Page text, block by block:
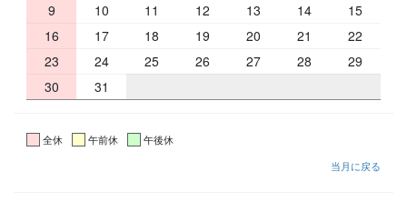
9
10 11 12 13 14
15
16
17 18 19 20 21
22
23
24 25 26 27 28
29
30
31
全休 午前休
午後休
当月に戻る